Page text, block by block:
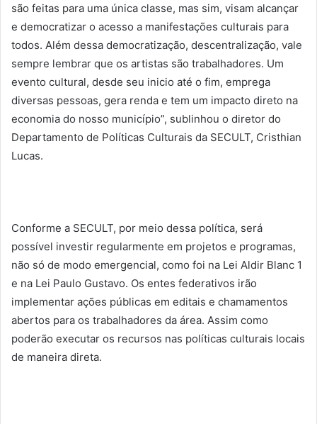
são feitas para uma única classe, mas sim, visam alcançar
e democratizar o acesso a manifestações culturais para
todos. Além dessa democratização, descentralização, vale
sempre lembrar que os artistas são trabalhadores. Um
evento cultural, desde seu inicio até o fim, emprega
diversas pessoas, gera renda e tem um impacto direto na
economia do nosso município”, sublinhou o diretor do
Departamento de Políticas Culturais da SECULT, Cristhian
Lucas.
Conforme a SECULT, por meio dessa política, será
possível investir regularmente em projetos e programas,
não só de modo emergencial, como foi na Lei Aldir Blanc 1
e na Lei Paulo Gustavo. Os entes federativos irão
implementar ações públicas em editais e chamamentos
abertos para os trabalhadores da área. Assim como
poderão executar os recursos nas políticas culturais locais
de maneira direta.